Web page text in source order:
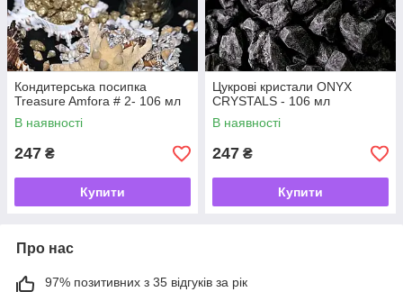
Кондитерська посипка
Treasure Amfora # 2- 106 мл
В наявності
247 ₴
Купити
Цукрові кристали ONYX
CRYSTALS - 106 мл
В наявності
247 ₴
Купити
Про нас
97% позитивних з 35 відгуків за рік